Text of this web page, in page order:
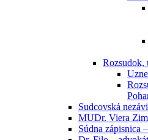
Rozsudok,
Sudcovská
MUDr. Viera
Súdna zápisnica